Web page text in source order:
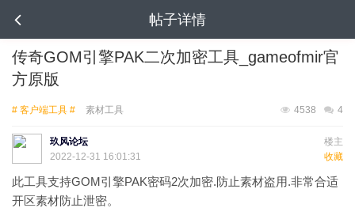
帖子详情
传奇GOM引擎PAK二次加密工具_gameofmir官
方原版
# 客户端工具 # 素材工具 4
4538
楼主
玖风论坛
收藏
2022-12-31 16:01:31
此工具支持GOM引擎PAK密码2次加密.防止素材盗用.非常合适
开区素材防止泄密。